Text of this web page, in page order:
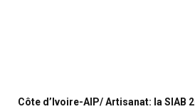
Côte d’Ivoire-AIP/ Artisanat: la SIAB